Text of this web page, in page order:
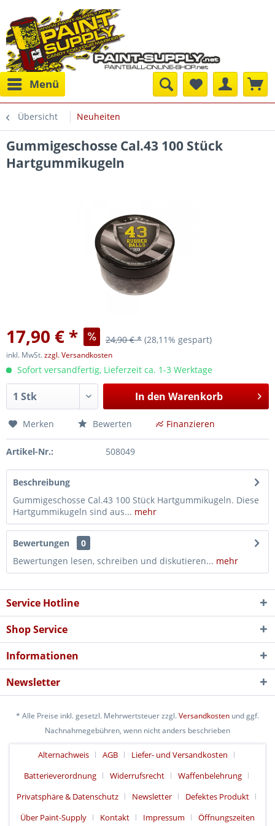
Menü
Übersicht Neuheiten
Gummigeschosse Cal.43 100 Stück
Hartgummikugeln
17,90 € * 24,90 € * (28,11% gespart)
inkl. MwSt.zzgl. Versandkosten
Sofort versandfertig, Lieferzeit ca. 1-3 Werktage
In den Warenkorb
Merken Bewerten Finanzieren
Artikel-Nr.: 508049
Beschreibung
Gummigeschosse Cal.43 100 Stück Hartgummikugeln. Diese
Hartgummikugeln sind aus... mehr
Bewertungen
0
Bewertungen lesen, schreiben und diskutieren... mehr
Service Hotline
Shop Service
Informationen
Newsletter
* Alle Preise inkl. gesetzl. Mehrwertsteuer zzgl.Versandkosten und ggf.
Nachnahmegebühren, wenn nicht anders beschrieben
Alternachweis AGB
Liefer- und Versandkosten
Batterieverordnung
Widerrufsrecht
Waffenbelehrung
Privatsphäre & Datenschutz
Newsletter
Defektes Produkt
Über Paint-Supply
Kontakt Impressum Öffnungszeiten